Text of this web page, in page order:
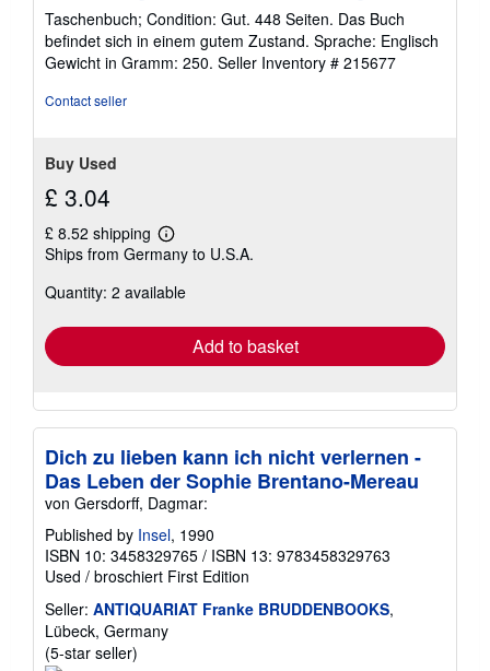
out
of
5
Taschenbuch; Condition: Gut. 448 Seiten. Das Buch
befindet sich in einem gutem Zustand. Sprache: Englisch
Gewicht in Gramm: 250. Seller Inventory # 215677
Contact seller
Buy Used
£ 3.04
£ 8.52 shipping
Learn
more
shipping
Ships from Germany to U.S.A.
Quantity: 2 available
Add to basket
Dich zu lieben kann ich nicht verlernen -
Das Leben der Sophie Brentano-Mereau
von Gersdorff, Dagmar:
Published by Insel, 1990
ISBN 10: 3458329765 / ISBN 13: 9783458329763
Used / broschiert First Edition
Seller: ANTIQUARIAT Franke BRUDDENBOOKS,
Lübeck, Germany
(5-star seller)